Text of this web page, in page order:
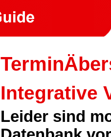
Integrative
Leider sind